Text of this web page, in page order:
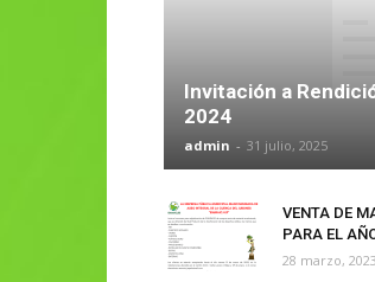
Invitación a
2024
admin - 31 julio, 2025
VENTA DE
PARA EL
28 marzo, 2023